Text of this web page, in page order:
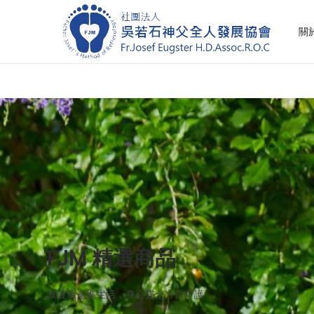
S
p
t
o
n
v
i
g
a
t
i
S
p
t
o
c
n
t
e
n
t
關
FJM 精選商品
讓健康走進生活，身心靈全方位守護